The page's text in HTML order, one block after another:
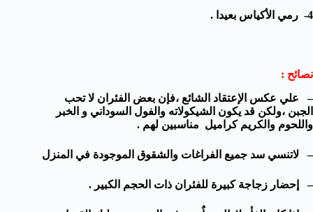
4- رمي الأكياس بعيدا .
نصائح :
– علي عكس الإعتقاد الشائع ،فإن بعض الفئران لا تحب
الجبن ،ولكن قد يكون الشيكولاته والفول السوداني و الخبر
واللحوم والكريم كراميل مناسبين لهم .
– لاتنسي سد جميع الفراغات والشقوق الموجودة في المنزل
– إحضار زجاجة كبيرة للفئران ذات الحجم الكبير .